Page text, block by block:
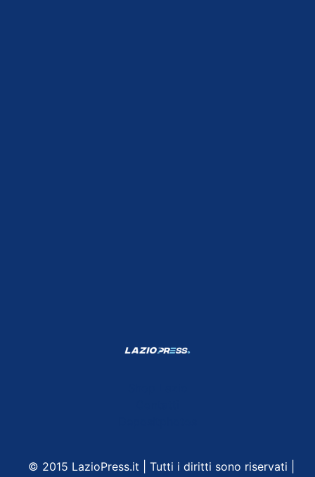
© 2015 LazioPress.it | Tutti i diritti sono riservati |